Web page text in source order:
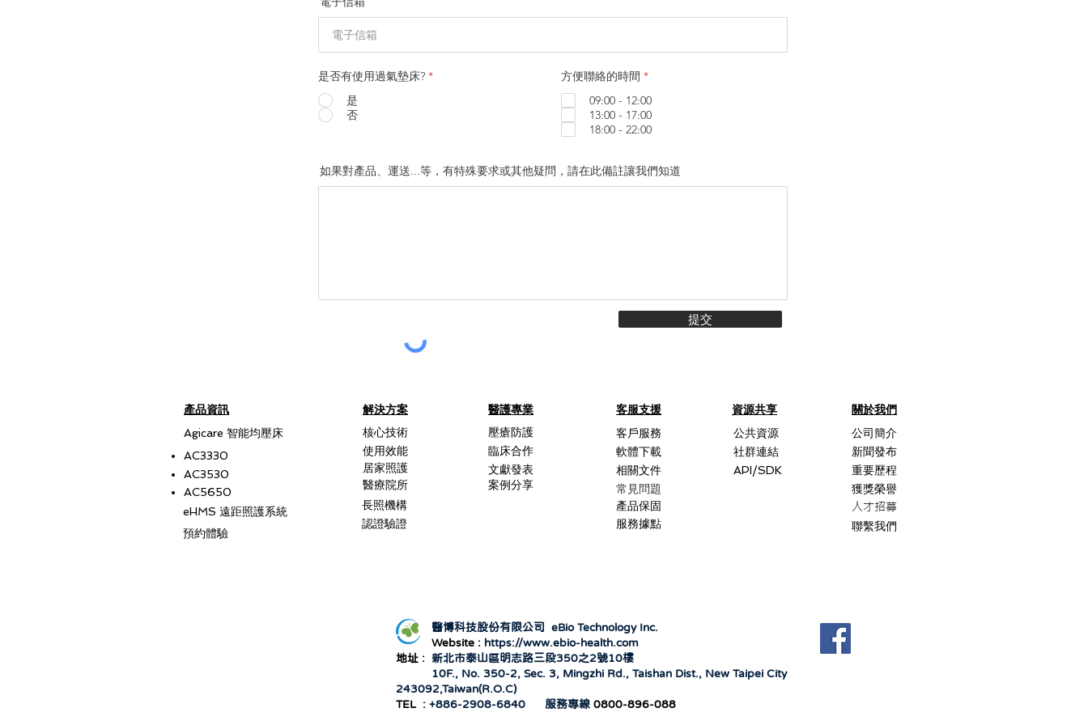
是否有使用過氣墊床? *
是
否
方便聯絡的時間 *必
09:00 - 12:00
13:00 - 17:00
18:00 - 22:00
如果對產品、運送...等，有特殊要求或其他疑問，請在此備註讓我們知道
提交
​產品資訊
​Agicare 智能均壓床
AC3330
AC3530
AC5650
eHMS 遠距照護系統
​預約體驗
解決方案
核心技術
居家照護
醫療院所
長照機構
認證驗證
使用效能
醫護專業
壓瘡防護
案例分享
臨床合作
文獻發表
客服支援
客戶服務
軟體下載
常見問題
產品保固
服務據點
相關文件
資源共享
公共資源
API/SDK
社群連結
關於我們
公司簡介
新聞發布
重要歷程
獲獎榮譽
人才招募
聯繫我們
醫博科技股份有限公司 eBio Technology Inc.
Website : https://www.ebio-health.com
地址 : 新北市泰山區明志路三段350之2號10樓
10F., No. 350-2, Sec. 3, Mingzhi Rd., Taishan Dist., New Taipei City
243092,Taiwan(R.O.C)
TEL : +886-2908-6840 服務專線 0800-896-088